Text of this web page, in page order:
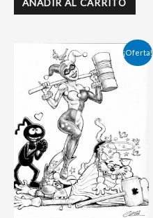
AÑADIR AL CARRITO
¡Oferta!
El
precio
original
era:
120,00 €.
precio
actual
es:
95,00 €.